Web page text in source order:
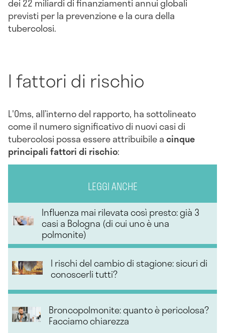
dei 22 miliardi di finanziamenti annui globali
previsti per la prevenzione e la cura della
tubercolosi.
I fattori di rischio
L'Oms, all’interno del rapporto, ha sottolineato
come il numero significativo di nuovi casi di
tubercolosi possa essere attribuibile acinque
principali fattori di rischio:
LEGGI ANCHE
Influenza mai rilevata così presto: già 3
casi a Bologna (di cui uno è una
polmonite)
I rischi del cambio di stagione: sicuri di
conoscerli tutti?
Broncopolmonite: quanto è pericolosa?
Facciamo chiarezza